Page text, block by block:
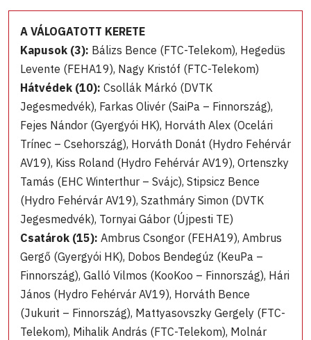
A VÁLOGATOTT KERETE
Kapusok (3): Bálizs Bence (FTC-Telekom), Hegedüs
Levente (FEHA19), Nagy Kristóf (FTC-Telekom)
Hátvédek (10): Csollák Márkó (DVTK
Jegesmedvék), Farkas Olivér (SaiPa – Finnország),
Fejes Nándor (Gyergyói HK), Horváth Alex (Ocelári
Trínec – Csehország), Horváth Donát (Hydro Fehérvár
AV19), Kiss Roland (Hydro Fehérvár AV19), Ortenszky
Tamás (EHC Winterthur – Svájc), Stipsicz Bence
(Hydro Fehérvár AV19), Szathmáry Simon (DVTK
Jegesmedvék), Tornyai Gábor (Újpesti TE)
Csatárok (15): Ambrus Csongor (FEHA19), Ambrus
Gergő (Gyergyói HK), Dobos Bendegúz (KeuPa –
Finnország), Galló Vilmos (KooKoo – Finnország), Hári
János (Hydro Fehérvár AV19), Horváth Bence
(Jukurit – Finnország), Mattyasovszky Gergely (FTC-
Telekom), Mihalik András (FTC-Telekom), Molnár